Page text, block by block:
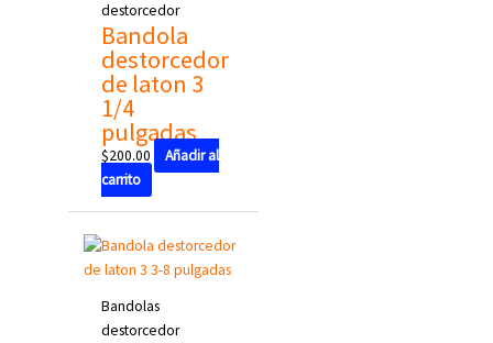
destorcedor
Bandola
destorcedor
de laton 3
1/4
pulgadas
$200.00
Añadir al
carrito
Bandolas
destorcedor